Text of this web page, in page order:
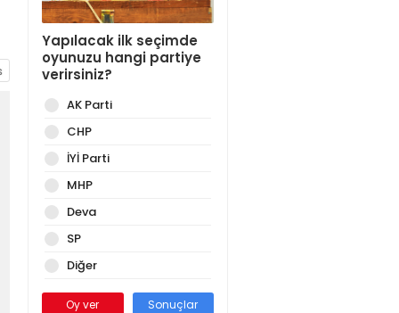
Yapılacak ilk seçimde
oyunuzu hangi partiye
verirsiniz?
AK Parti
CHP
İYİ Parti
MHP
Deva
SP
Diğer
Oy ver Sonuçlar